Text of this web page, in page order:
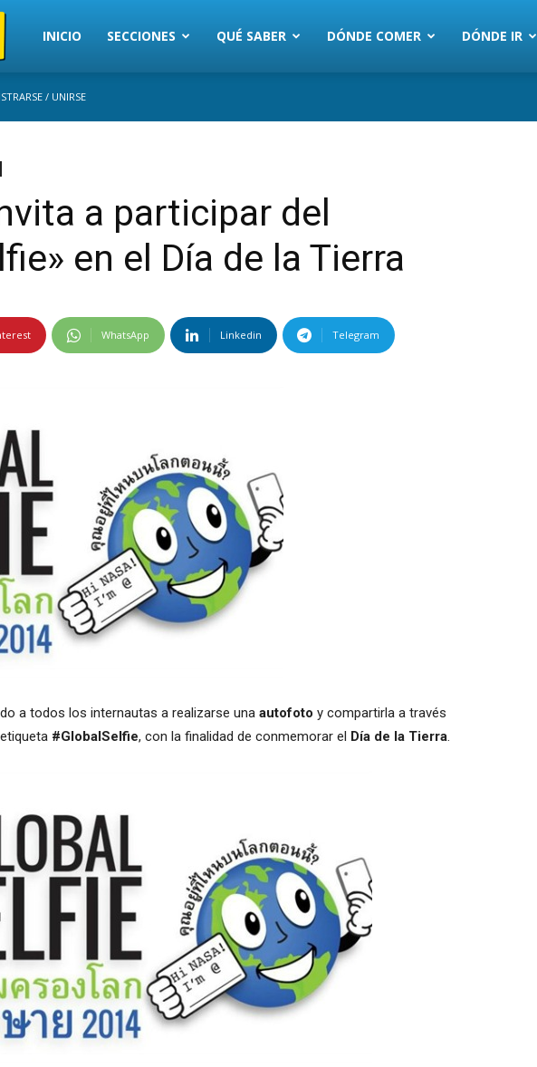
Trujillo
INICIO SECCIONES QUÉ SABER DÓNDE COMER DÓNDE IR
/ UNIRSE
a participar del
en el Día de la Tierra
WhatsApp Linkedin Telegram
a todos los internautas a realizarse una autofoto y compartirla a través
#GlobalSelfie, con la finalidad de conmemorar el Día de la Tierra.